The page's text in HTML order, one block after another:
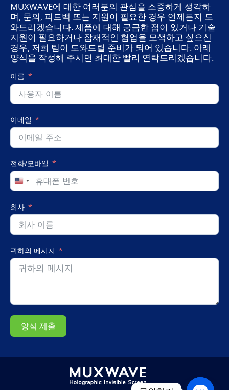
플
레
이
분
야
의
최
첨
단
솔
루
으
로
ISLE
에
서
빛
을
발
하
는
MUXWAVE
로
그
램
크
린
MUXWAVE에 대한 여러분의 관심을 소중하게 생각하
며, 문의, 피드백 또는 지원이 필요한 경우 언제든지 도
와드리겠습니다. 제품에 대해 궁금한 점이 있거나 기술
지원이 필요하거나 잠재적인 협업을 모색하고 싶으신
경우, 저희 팀이 도와드릴 준비가 되어 있습니다. 아래
양식을 작성해 주시면 최대한 빨리 연락드리겠습니다.
이름
이메일
전화/모바일
United
States
+1
회사
귀하의 메시지
양식 제출